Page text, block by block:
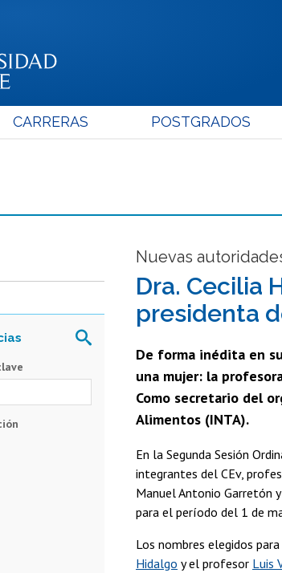
CARRERAS POSTGRADOS
Nuevas
Dra. Cecilia
presidenta
De forma inédita en
una mujer: la
Como secretario del
Alimentos (INTA).
En la Segunda Sesión
integrantes del CEv,
Manuel Antonio Garretón
para el período del 1 de
Los nombres elegidos
Hidalgo y el profesor Luis